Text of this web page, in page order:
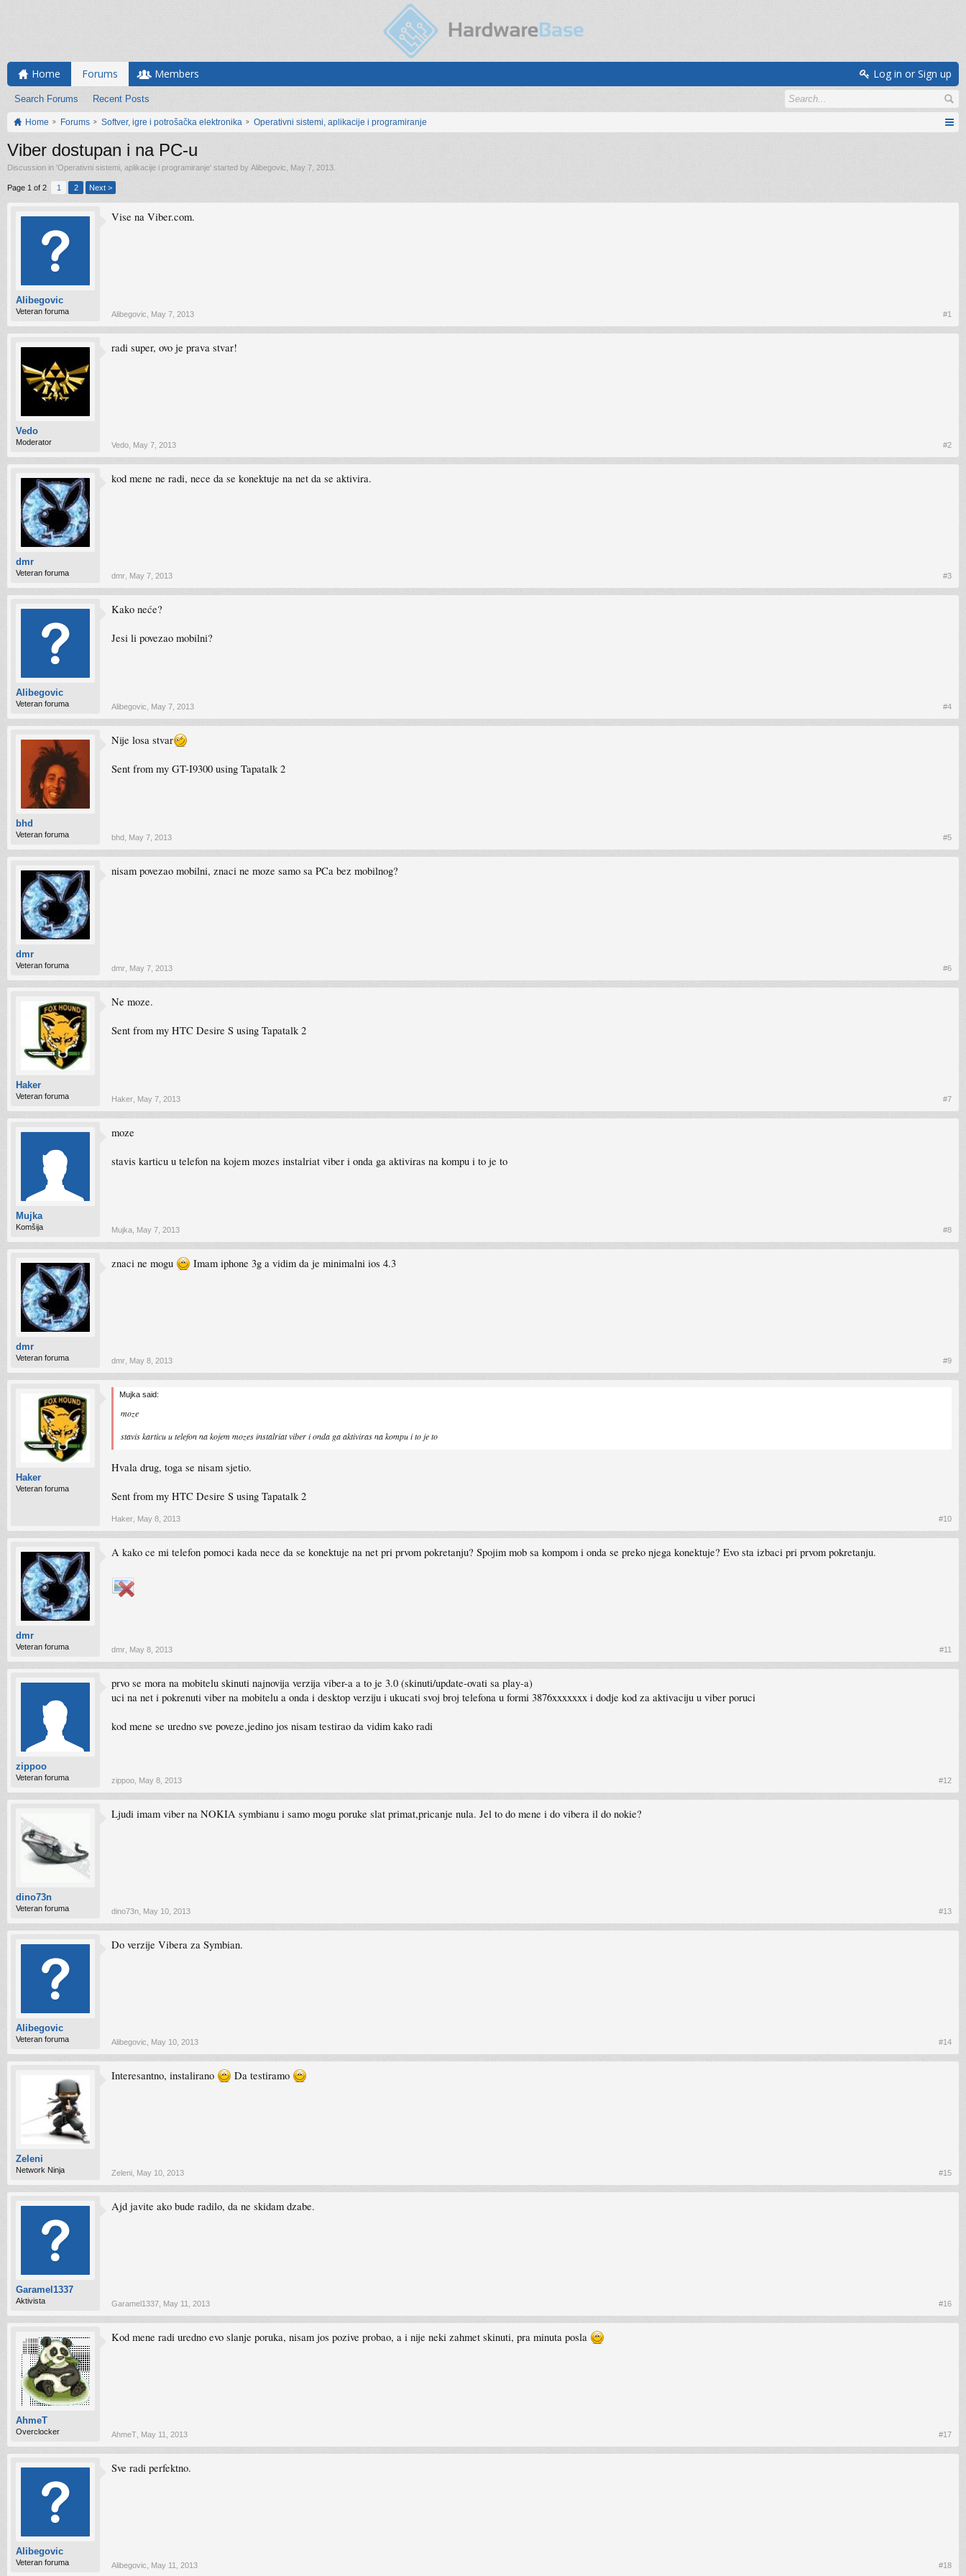
Home Forums
Search Forums Recent Posts
Members Log in or Sign up
Home Forums Softver, igre i potrošačka elektronika Operativni sistemi, aplikacije i programiranje
Viber dostupan i na PC-u
Discussion in 'Operativni sistemi, aplikacije i programiranje' started by Alibegovic May 7, 2013
Page 1 of 2 1 2 Next >
Alibegovic
Veteran foruma
Vise na Viber.com.
Alibegovic May 7, 2013 #1
Vedo
Moderator
radi super, ovo je prava stvar!
Vedo May 7, 2013 #2
dmr
Veteran foruma
kod mene ne radi, nece da se konektuje na net da se aktivira.
dmr May 7, 2013 #3
Alibegovic
Veteran foruma
Kako neće?
Jesi li povezao mobilni?
Alibegovic May 7, 2013 #4
bhd
Veteran foruma
Nije losa stvar
Sent from my GT-I9300 using Tapatalk 2
bhd May 7, 2013 #5
dmr
Veteran foruma
nisam povezao mobilni, znaci ne moze samo sa PCa bez mobilnog?
dmr May 7, 2013 #6
Haker
Veteran foruma
Ne moze.
Sent from my HTC Desire S using Tapatalk 2
Haker May 7, 2013 #7
Mujka
Komšija
moze
stavis karticu u telefon na kojem mozes instalriat viber i onda ga aktiviras na kompu i to je to
Mujka May 7, 2013 #8
dmr
Veteran foruma
znaci ne mogu Imam iphone 3g a vidim da je minimalni ios 4.3
dmr May 8, 2013 #9
Haker
Veteran foruma
Mujka said:
moze
stavis karticu u telefon na kojem mozes instalriat viber i onda ga aktiviras na kompu i to je to
Hvala drug, toga se nisam sjetio.
Sent from my HTC Desire S using Tapatalk 2
Haker May 8, 2013 #10
dmr
Veteran foruma
A kako ce mi telefon pomoci kada nece da se konektuje na net pri prvom pokretanju? Spojim mob sa kompom i onda se preko njega konektuje? Evo sta izbaci pri prvom pokretanju.
dmr May 8, 2013 #11
zippoo
Veteran foruma
prvo se mora na mobitelu skinuti najnovija verzija viber-a a to je 3.0 (skinuti/update-ovati sa play-a)
uci na net i pokrenuti viber na mobitelu a onda i desktop verziju i ukucati svoj broj telefona u formi 3876xxxxxxx i dodje kod za aktivaciju u viber poruci
kod mene se uredno sve poveze,jedino jos nisam testirao da vidim kako radi
zippoo May 8, 2013 #12
dino73n
Veteran foruma
Ljudi imam viber na NOKIA symbianu i samo mogu poruke slat primat,pricanje nula. Jel to do mene i do vibera il do nokie?
dino73n May 10, 2013 #13
Alibegovic
Veteran foruma
Do verzije Vibera za Symbian.
Alibegovic May 10, 2013 #14
Zeleni
Network Ninja
Interesantno, instalirano Da testiramo
Zeleni May 10, 2013 #15
Garamel1337
Aktivista
Ajd javite ako bude radilo, da ne skidam dzabe.
Garamel1337 May 11, 2013 #16
AhmeT
Overclocker
Kod mene radi uredno evo slanje poruka, nisam jos pozive probao, a i nije neki zahmet skinuti, pra minuta posla
AhmeT May 11, 2013 #17
Alibegovic
Veteran foruma
Sve radi perfektno.
Alibegovic May 11, 2013 #18